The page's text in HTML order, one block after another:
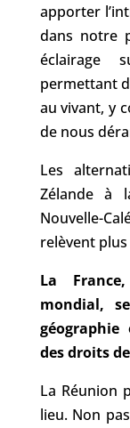
apporter
dans notre
éclairage
permettant
au vivant, y
de nous
Les
Zélande à
Nouvelle-
relèvent
La
mondial,
géographie
des droits de
La Réunion
lieu. Non